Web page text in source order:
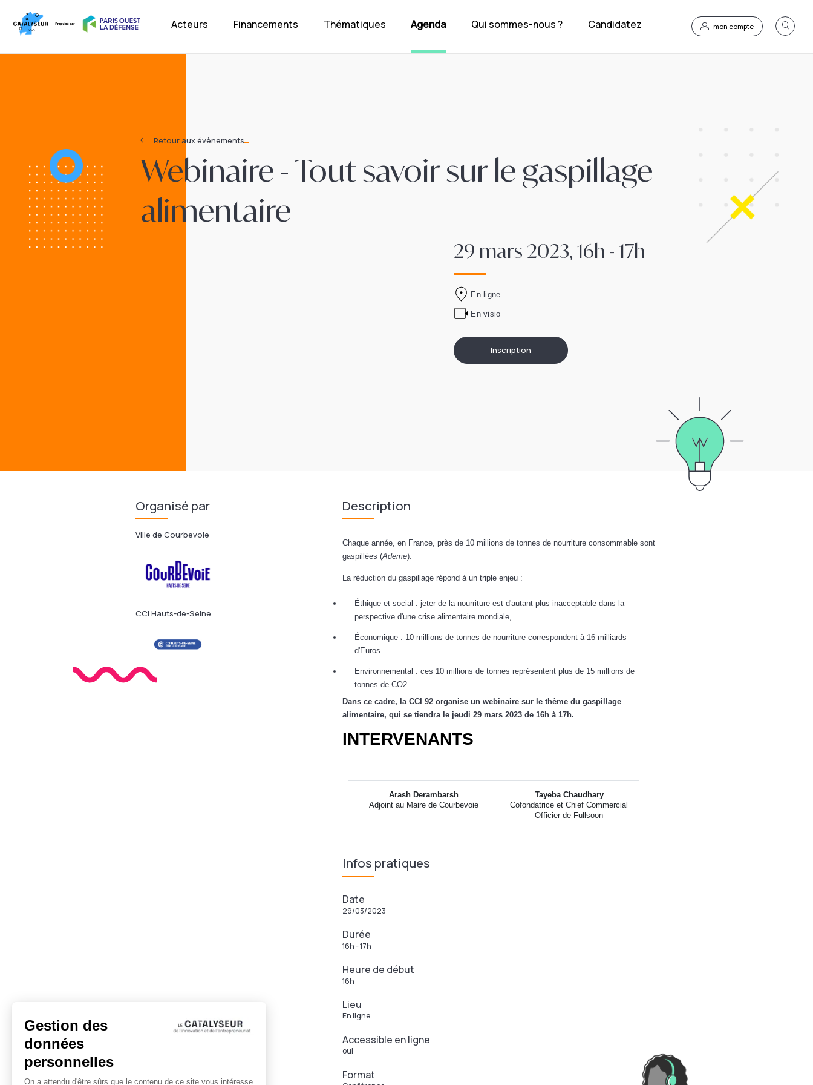
Acteurs Financements Thématiques Agenda Qui sommes-nous ? Candidatez mon compte
Retour aux évènements
Webinaire - Tout savoir sur le gaspillage
alimentaire
29 mars 2023, 16h - 17h
En ligne
En visio
Inscription
Organisé par
Ville de Courbevoie
CCI Hauts-de-Seine
Description
Chaque année, en France, près de 10 millions de tonnes de nourriture consommable sont
gaspillées (Ademe).
La réduction du gaspillage répond à un triple enjeu :
Éthique et social : jeter de la nourriture est d'autant plus inacceptable dans la
perspective d'une crise alimentaire mondiale,
Économique : 10 millions de tonnes de nourriture correspondent à 16 milliards
d'Euros
Environnemental : ces 10 millions de tonnes représentent plus de 15 millions de
tonnes de CO2
Dans ce cadre, la CCI 92 organise un webinaire sur le thème du gaspillage
alimentaire, qui se tiendra le jeudi 29 mars 2023 de 16h à 17h.
INTERVENANTS
Arash Derambarsh
Adjoint au Maire de Courbevoie
Tayeba Chaudhary
Cofondatrice et Chief Commercial
Officier de Fullsoon
Infos pratiques
Date
29/03/2023
Durée
16h - 17h
Heure de début
16h
Lieu
En ligne
Accessible en ligne
oui
Format